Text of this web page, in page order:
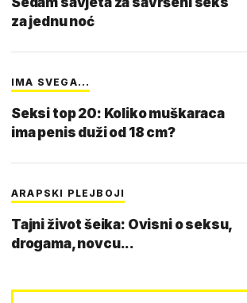
za jednu noć
IMA SVEGA...
Seksi top 20: Koliko muškaraca
ima penis duži od 18 cm?
ARAPSKI PLEJBOJI
Tajni život šeika: Ovisni o seksu,
drogama, novcu...